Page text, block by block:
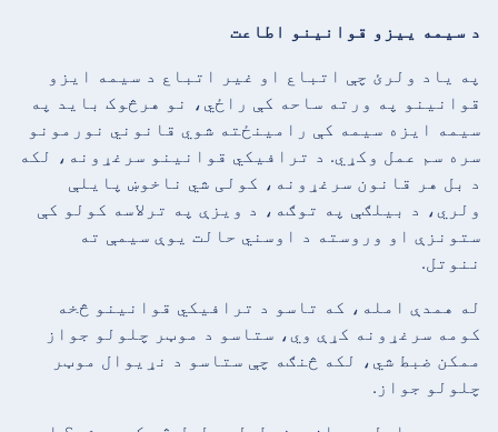
د سیمه ییزو قوانینو اطاعت
په یاد ولرئ چې اتباع او غیر اتباع د سیمه ایزو
قوانینو په ورته ساحه کې راځي، نو هرڅوک باید په
سیمه ایزه سیمه کې رامینځته شوي قانوني نورمونو
سره سم عمل وکړي. د ترافیکي قوانینو سرغړونه، لکه
د بل هر قانون سرغړونه، کولی شي ناخوښ پایلې
ولري، د بیلګې په توګه، د ویزې په ترلاسه کولو کې
ستونزې او وروسته د اوسني حالت یوې سیمې ته
ننوتل.
له همدې امله، که تاسو د ترافیکي قوانینو څخه
کومه سرغړونه کړې وي، ستاسو د موټر چلولو جواز
ممکن ضبط شي، لکه څنګه چې ستاسو د نړیوال موټر
چلولو جواز.